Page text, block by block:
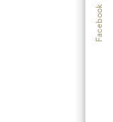
Facebook